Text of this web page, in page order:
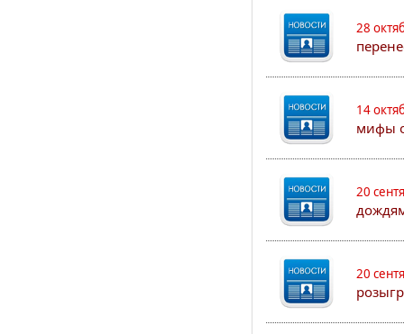
28
14
мифы
20
20